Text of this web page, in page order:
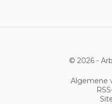
© 2026 -
Algemene